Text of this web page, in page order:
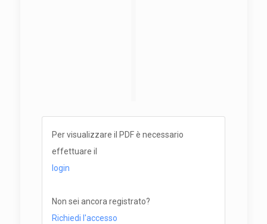
Per visualizzare il PDF è necessario
effettuare il
login
Non sei ancora registrato?
Richiedi l'accesso